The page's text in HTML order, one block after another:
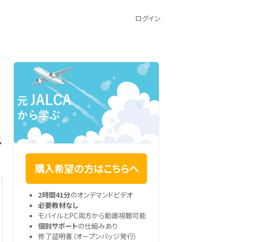
ログイン
購入希望の方はこちらへ
2時間41分のオンデマンドビデオ
必要教材なし
モバイルとPC両方から動画視聴可能
個別サポートの仕組みあり
修了証明書（オープンバッジ発行）